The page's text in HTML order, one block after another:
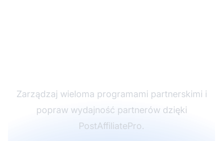
Zarządzaj wieloma programami partnerskimi i
popraw wydajność partnerów dzięki
PostAffiliatePro.